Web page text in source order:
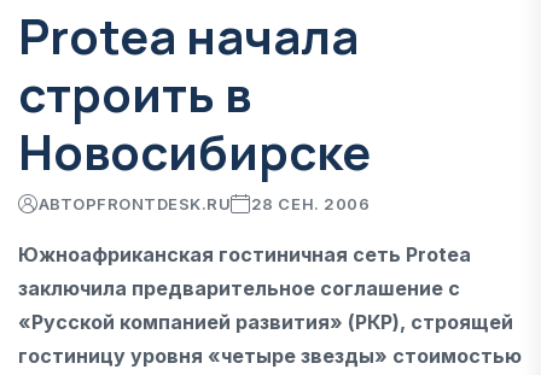
Protea начала
строить в
Новосибирске
АВТОРFRONTDESK.RU 28 СЕН. 2006
Южноафриканская гостиничная сеть Protea
заключила предварительное соглашение с
«Русской компанией развития» (РКР), строящей
гостиницу уровня «четыре звезды» стоимостью